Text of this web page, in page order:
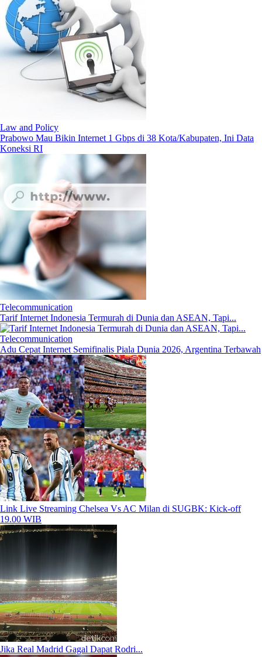
Law and Policy
Prabowo Mau Bikin Internet 1 Gbps di 38 Kota/Kabupaten, Ini Data
Koneksi RI
Telecommunication
Tarif Internet Indonesia Termurah di Dunia dan ASEAN, Tapi...
Telecommunication
Adu Cepat Internet Semifinalis Piala Dunia 2026, Argentina Terbawah
Link Live Streaming Chelsea Vs AC Milan di SUGBK: Kick-off
19.00 WIB
Jika Real Madrid Gagal Dapat Rodri...